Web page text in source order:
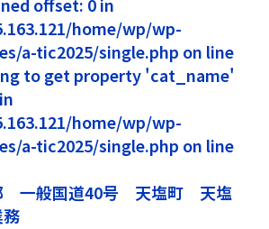
home/wp/wp-
a-tic2025/single.php on line
to get property 'cat_name'
home/wp/wp-
a-tic2025/single.php on line
一般国道40号 天塩町 天塩